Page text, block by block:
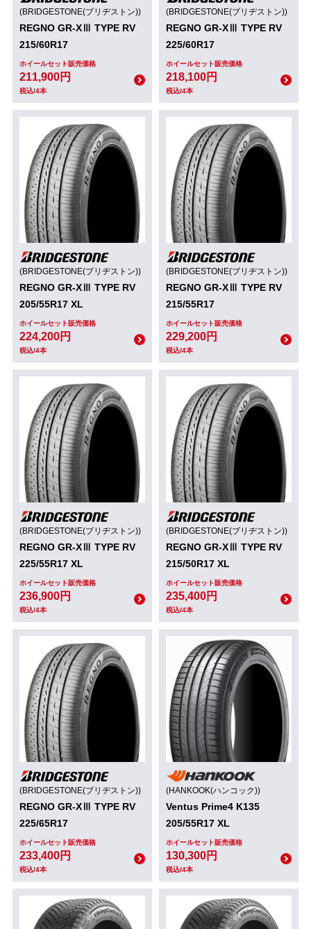
(BRIDGESTONE(ブリヂストン))
REGNO GR-XⅢ TYPE RV
215/60R17
ホイールセット販売価格
211,900円
税込/4本
(BRIDGESTONE(ブリヂストン))
REGNO GR-XⅢ TYPE RV
225/60R17
ホイールセット販売価格
218,100円
税込/4本
(BRIDGESTONE(ブリヂストン))
REGNO GR-XⅢ TYPE RV
205/55R17 XL
ホイールセット販売価格
224,200円
税込/4本
(BRIDGESTONE(ブリヂストン))
REGNO GR-XⅢ TYPE RV
215/55R17
ホイールセット販売価格
229,200円
税込/4本
(BRIDGESTONE(ブリヂストン))
REGNO GR-XⅢ TYPE RV
225/55R17 XL
ホイールセット販売価格
236,900円
税込/4本
(BRIDGESTONE(ブリヂストン))
REGNO GR-XⅢ TYPE RV
215/50R17 XL
ホイールセット販売価格
235,400円
税込/4本
(BRIDGESTONE(ブリヂストン))
REGNO GR-XⅢ TYPE RV
225/65R17
ホイールセット販売価格
233,400円
税込/4本
(HANKOOK(ハンコック))
Ventus Prime4 K135
205/55R17 XL
ホイールセット販売価格
130,300円
税込/4本